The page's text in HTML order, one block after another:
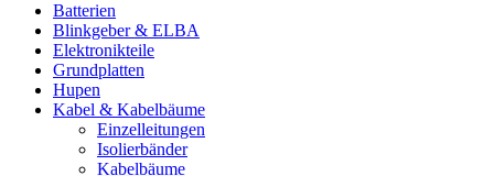
Batterien
Blinkgeber & ELBA
Elektronikteile
Grundplatten
Hupen
Kabel & Kabelbäume
Einzelleitungen
Isolierbänder
Kabelbäume